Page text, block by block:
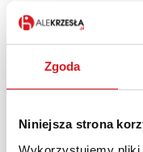
Zgoda
Niniejsza strona
Model:
@-
Producent: